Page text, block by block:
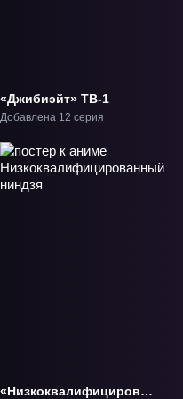
«Джибиэйт» ТВ-1
Добавлена 12 серия
«Низкоквалифицированный